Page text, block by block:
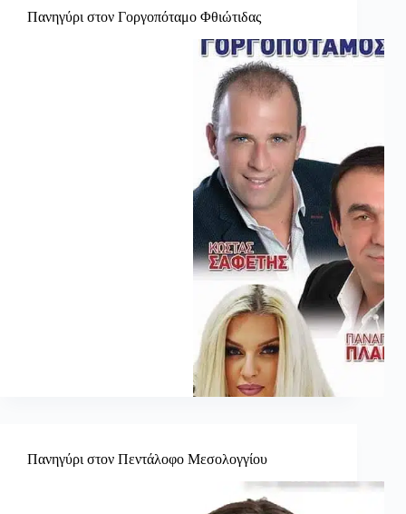
Πανηγύρι στον Γοργοπόταμο Φθιώτιδας
Πανηγύρι στον Πεντάλοφο Μεσολογγίου